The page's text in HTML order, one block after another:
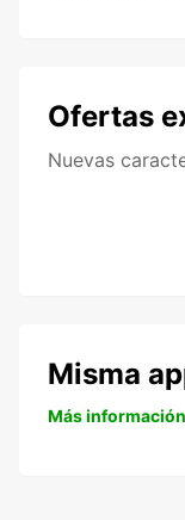
Ofertas
Nuevas
Misma
Más información